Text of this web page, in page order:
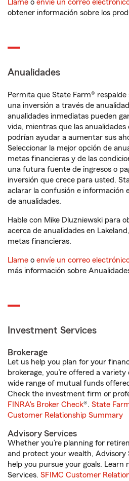
Llame o envíe un correo
obtener información sobre los
Anualidades
Permita que State Farm®
una inversión a través de
anualidades inmediatas pueden
vida, mientras que las
podrían ayudar a aumentar sus
Seleccionar la mejor opción de
metas financieras y de las
una futura fuente de ingresos o
inversión que crece para usted.
aclarar la confusión e información
de anualidades.
Hable con Mike Dluzniewski para
acerca de anualidades en
metas financieras.
Llame o envíe un correo
más información sobre
Investment Services
Brokerage
Let us help you plan for your
brokerage, you’re offered a
wide range of mutual funds
Check the investment firm or
FINRA's Broker Check®. State
Customer Relationship Summary
Advisory Services
Whether you’re planning for
and protect your wealth, Advisory
help you pursue your goals. Learn
Services. SFIMC Customer